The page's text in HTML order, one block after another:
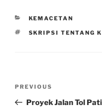
CATEGORIES
KEMACETAN
TAGS
SKRIPSI TENTANG
Previous
Post
PREVIOUS
Proyek Jalan Tol